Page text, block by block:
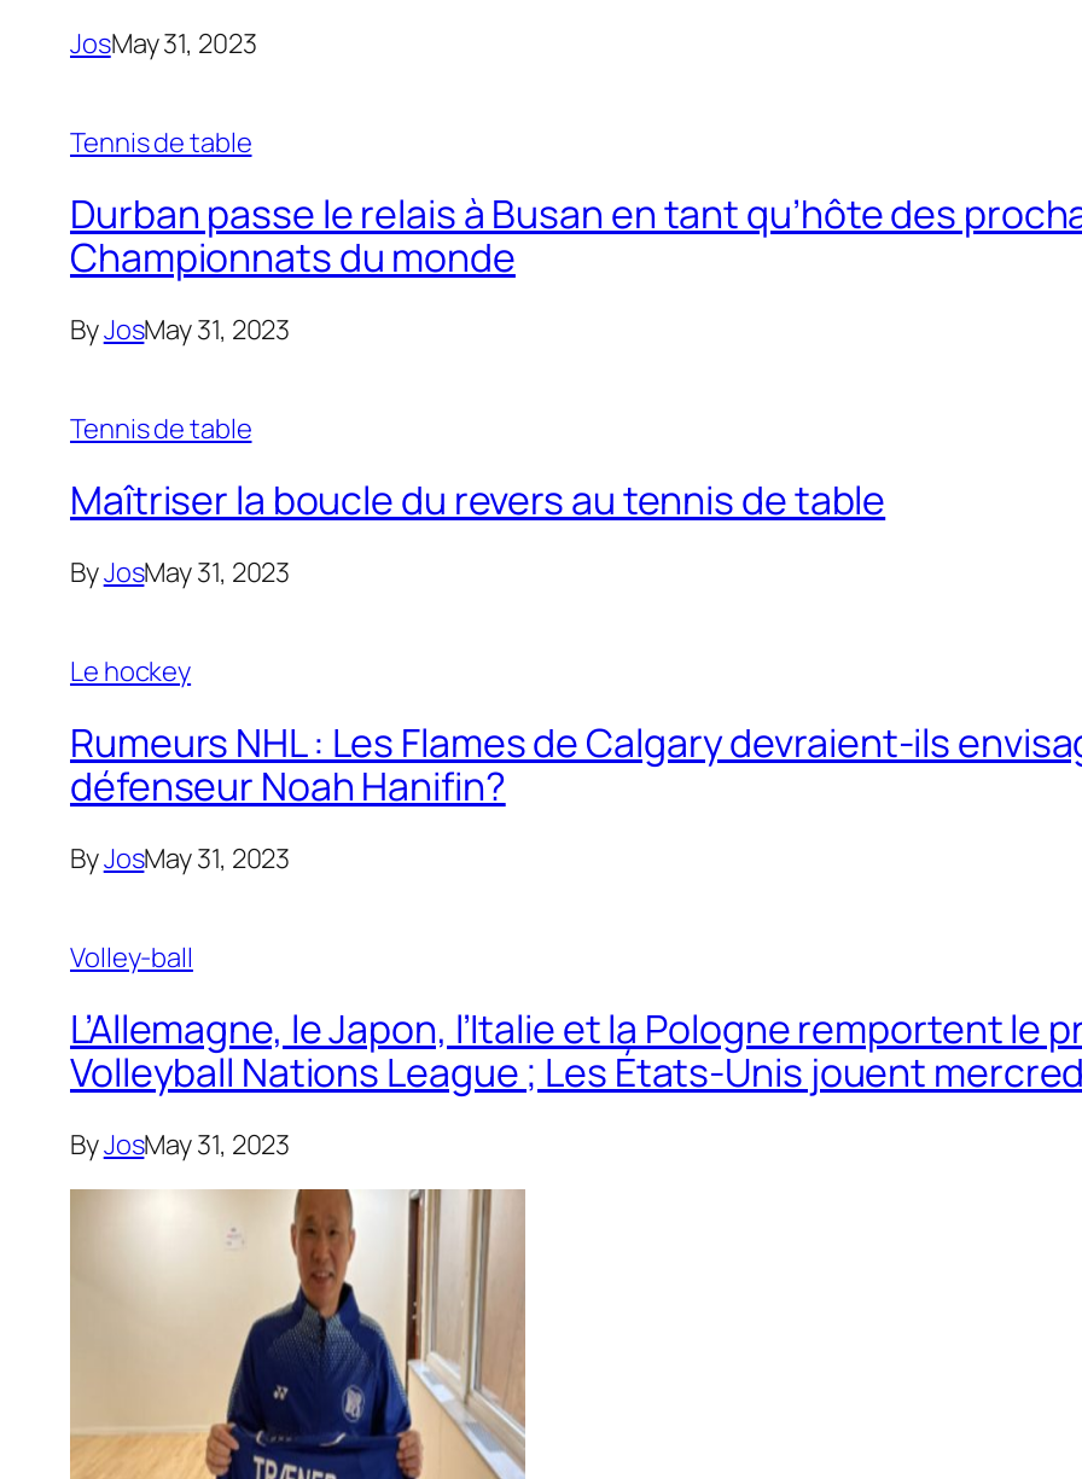
JosMay 31, 2023
Tennis de table
Durban passe le relais à Busan en tant qu’hôte des
Championnats du monde
ByJosMay 31, 2023
Tennis de table
Maîtriser la boucle du revers au tennis de table
ByJosMay 31, 2023
Le hockey
Rumeurs NHL : Les Flames de Calgary devraient-ils
défenseur Noah Hanifin?
ByJosMay 31, 2023
Volley-ball
L’Allemagne, le Japon, l’Italie et la Pologne remportent le
Volleyball Nations League ; Les États-Unis jouent
ByJosMay 31, 2023